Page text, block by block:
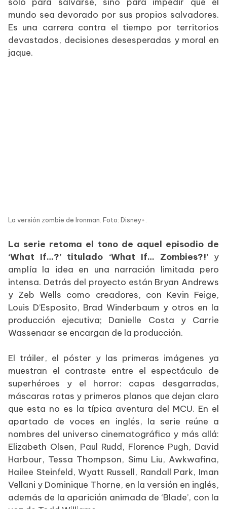
mundo sea devorado por sus propios salvadores.
Es una carrera contra el tiempo por territorios
devastados, decisiones desesperadas y moral en
jaque.
La versión zombie de Ironman. Foto: Disney+.
La serie retoma el tono de aquel episodio de
‘What If…?’ titulado ‘What If… Zombies?!’y
amplía la idea en una narración limitada pero
intensa. Detrás del proyecto están Bryan Andrews
y Zeb Wells como creadores, con Kevin Feige,
Louis D’Esposito, Brad Winderbaum y otros en la
producción ejecutiva; Danielle Costa y Carrie
Wassenaar se encargan de la producción.
El tráiler, el póster y las primeras imágenes ya
muestran el contraste entre el espectáculo de
superhéroes y el horror: capas desgarradas,
máscaras rotas y primeros planos que dejan claro
que esta no es la típica aventura del MCU. En el
apartado de voces en inglés, la serie reúne a
nombres del universo cinematográfico y más allá:
Elizabeth Olsen, Paul Rudd, Florence Pugh, David
Harbour, Tessa Thompson, Simu Liu, Awkwafina,
Hailee Steinfeld, Wyatt Russell, Randall Park, Iman
Vellani y Dominique Thorne, en la versión en inglés,
además de la aparición animada de ‘Blade’, con la